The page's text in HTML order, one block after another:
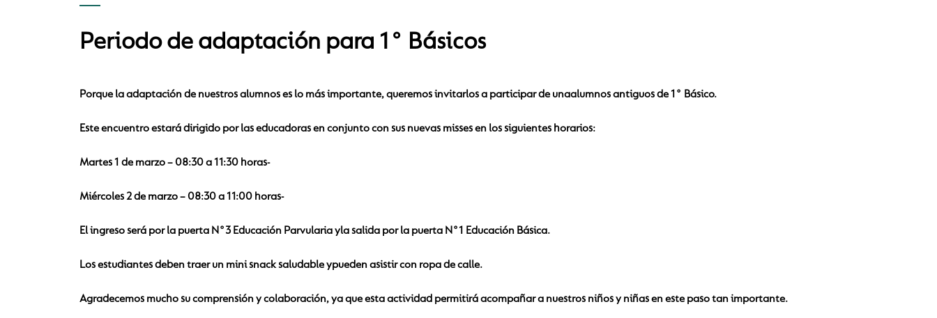
Periodo de adaptación para 1° Básicos
Porque la adaptación de nuestros alumnos es lo más importante, queremos invitarlos a participar de unaalumnos antiguos de 1° Básico.
Este encuentro estará dirigido por las educadoras en conjunto con sus nuevas misses en los siguientes horarios:
Martes 1 de marzo – 08:30 a 11:30 horas-
Miércoles 2 de marzo – 08:30 a 11:00 horas-
El ingreso será por la puerta N°3 Educación Parvularia yla salida por la puerta N°1 Educación Básica.
Los estudiantes deben traer un mini snack saludable ypueden asistir con ropa de calle.
Agradecemos mucho su comprensión y colaboración, ya que esta actividad permitirá acompañar a nuestros niños y niñas en este paso tan importante.